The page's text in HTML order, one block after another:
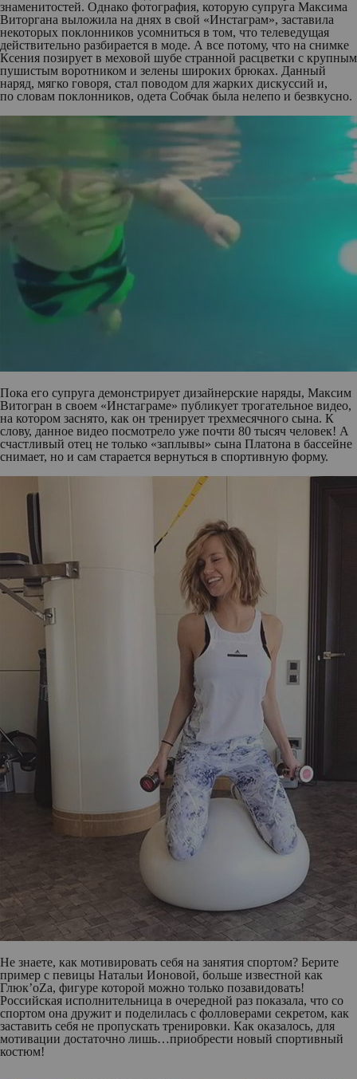
знаменитостей. Однако фотография, которую супруга Максима
Виторгана выложила на днях в свой «Инстаграм», заставила
некоторых поклонников усомниться в том, что телеведущая
действительно разбирается в моде. А все потому, что на снимке
Ксения позирует в меховой шубе странной расцветки с крупным
пушистым воротником и зелены широких брюках. Данный
наряд, мягко говоря, стал поводом для жарких дискуссий и,
по словам поклонников, одета Собчак была нелепо и безвкусно.
Пока его супруга демонстрирует дизайнерские наряды, Максим
Витогран в своем «Инстаграме» публикует трогательное видео,
на котором заснято, как он тренирует трехмесячного сына. К
слову, данное видео посмотрело уже почти 80 тысяч человек! А
счастливый отец не только «заплывы» сына Платона в бассейне
снимает, но и сам старается вернуться в спортивную форму.
Не знаете, как мотивировать себя на занятия спортом? Берите
пример с певицы Натальи Ионовой, больше известной как
Глюк’oZa, фигуре которой можно только позавидовать!
Российская исполнительница в очередной раз показала, что со
спортом она дружит и поделилась с фолловерами секретом, как
заставить себя не пропускать тренировки. Как оказалось, для
мотивации достаточно лишь…приобрести новый спортивный
костюм!